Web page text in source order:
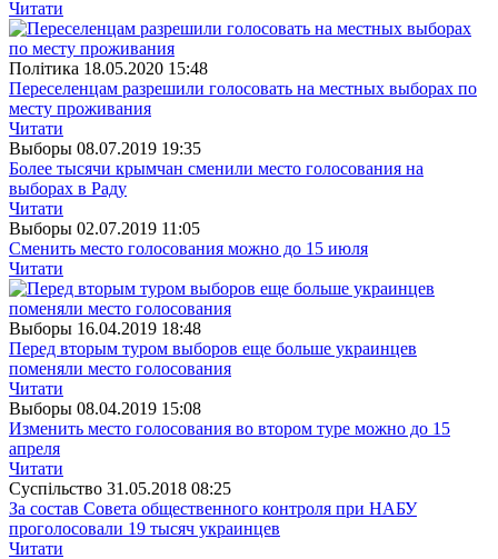
Читати
Полiтика 18.05.2020 15:48
Переселенцам разрешили голосовать на местных выборах по
месту проживания
Читати
Выборы 08.07.2019 19:35
Более тысячи крымчан сменили место голосования на
выборах в Раду
Читати
Выборы 02.07.2019 11:05
Сменить место голосования можно до 15 июля
Читати
Выборы 16.04.2019 18:48
Перед вторым туром выборов еще больше украинцев
поменяли место голосования
Читати
Выборы 08.04.2019 15:08
Изменить место голосования во втором туре можно до 15
апреля
Читати
Суспiльство 31.05.2018 08:25
За состав Совета общественного контроля при НАБУ
проголосовали 19 тысяч украинцев
Читати